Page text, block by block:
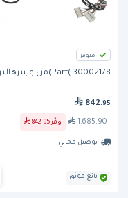
متوفر
Part( 30002178)من وينترهالتر
842 .95
1,685.90 وفّر 842.95
توصيل مجاني
بائع موثق